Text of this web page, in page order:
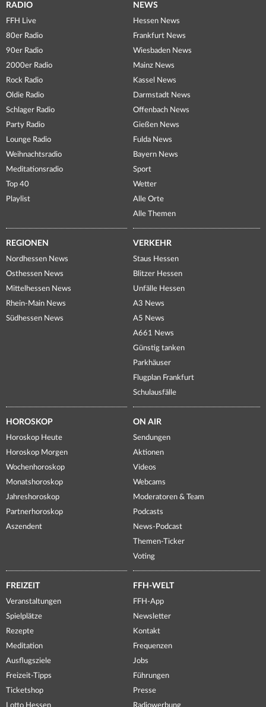
RADIO
FFH Live
80er Radio
90er Radio
2000er Radio
Rock Radio
Oldie Radio
Schlager Radio
Party Radio
Lounge Radio
Weihnachtsradio
Meditationsradio
Top 40
Playlist
NEWS
Hessen News
Frankfurt News
Wiesbaden News
Mainz News
Kassel News
Darmstadt News
Offenbach News
Gießen News
Fulda News
Bayern News
Sport
Wetter
Alle Orte
Alle Themen
REGIONEN
Nordhessen News
Osthessen News
Mittelhessen News
Rhein-Main News
Südhessen News
VERKEHR
Staus Hessen
Blitzer Hessen
Unfälle Hessen
A3 News
A5 News
A661 News
Günstig tanken
Parkhäuser
Flugplan Frankfurt
Schulausfälle
HOROSKOP
Horoskop Heute
Horoskop Morgen
Wochenhoroskop
Monatshoroskop
Jahreshoroskop
Partnerhoroskop
Aszendent
ON AIR
Sendungen
Aktionen
Videos
Webcams
Moderatoren & Team
Podcasts
News-Podcast
Themen-Ticker
Voting
FREIZEIT
Veranstaltungen
Spielplätze
Rezepte
Meditation
Ausflugsziele
Freizeit-Tipps
Ticketshop
Lotto Hessen
FFH-WELT
FFH-App
Newsletter
Kontakt
Frequenzen
Jobs
Führungen
Presse
Radiowerbung